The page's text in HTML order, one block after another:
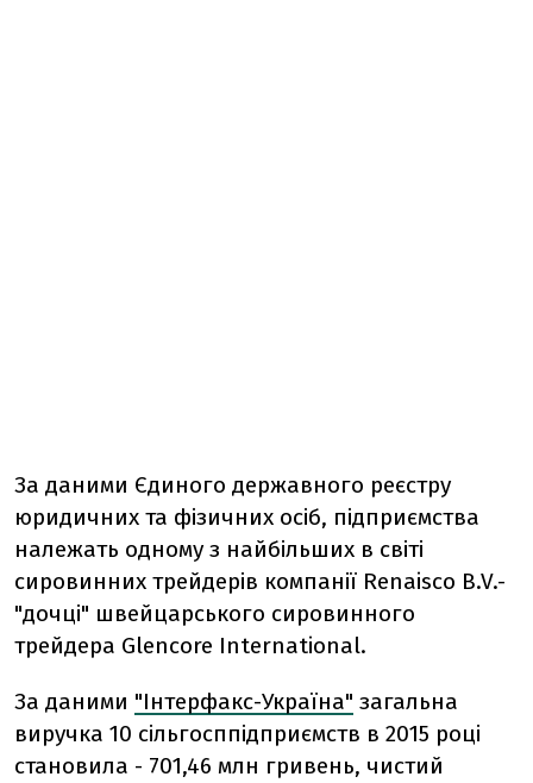
За даними Єдиного державного реєстру
юридичних та фізичних осіб, підприємства
належать одному з найбільших в світі
сировинних трейдерів компанії Renaisco B.V.-
"дочці" швейцарського сировинного
трейдера Glencore International.
За даними "Інтерфакс-Україна" загальна
виручка 10 сільгосппідприємств в 2015 році
становила - 701,46 млн гривень, чистий